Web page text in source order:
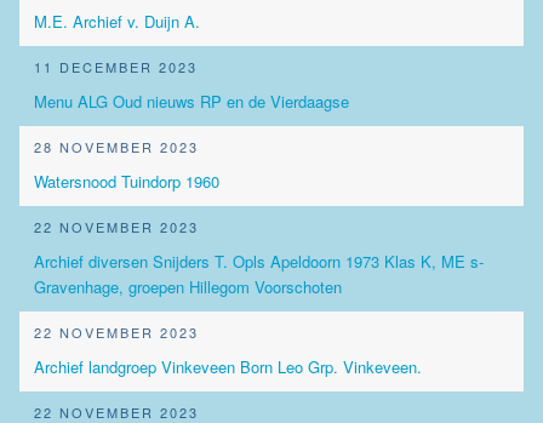
M.E. Archief v. Duijn A.
11 DECEMBER 2023
Menu ALG Oud nieuws RP en de Vierdaagse
28 NOVEMBER 2023
Watersnood Tuindorp 1960
22 NOVEMBER 2023
Archief diversen Snijders T. Opls Apeldoorn 1973 Klas K, ME s-
Gravenhage, groepen Hillegom Voorschoten
22 NOVEMBER 2023
Archief landgroep Vinkeveen Born Leo Grp. Vinkeveen.
22 NOVEMBER 2023